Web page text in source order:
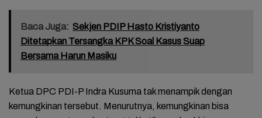
Baca Juga: Sekjen PDIP Hasto Kristiyanto
Ditetapkan Tersangka KPK Soal Kasus Suap
Bersama Harun Masiku
Ketua DPC PDI-P Indra Kusuma tak menampik dengan
kemungkinan tersebut. Menurutnya, kemungkinan bisa